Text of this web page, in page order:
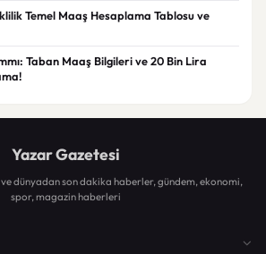
Temel Maaş Hesaplama Tablosu ve
Taban Maaş Bilgileri ve 20 Bin Lira
Yazar Gazetesi
dünyadan son dakika haberler, gündem, ekonomi,
spor, magazin haberleri